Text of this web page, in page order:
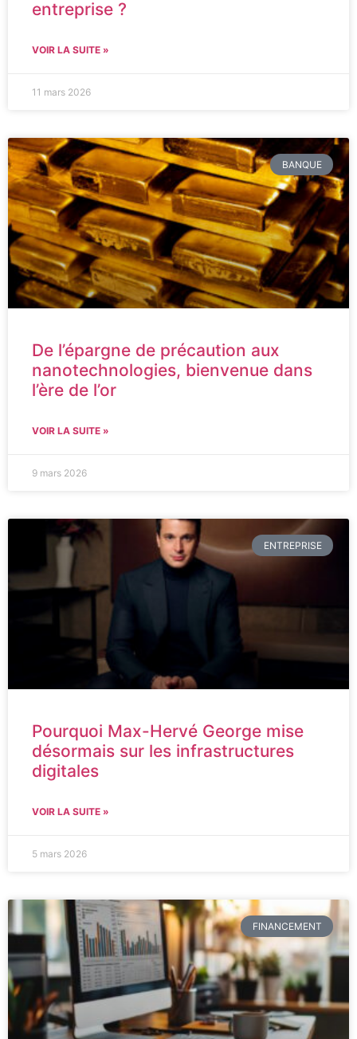
entreprise ?
VOIR LA SUITE »
11 mars 2026
BANQUE
De l’épargne de précaution aux
nanotechnologies, bienvenue dans
l’ère de l’or
VOIR LA SUITE »
9 mars 2026
ENTREPRISE
Pourquoi Max-Hervé George mise
désormais sur les infrastructures
digitales
VOIR LA SUITE »
5 mars 2026
FINANCEMENT